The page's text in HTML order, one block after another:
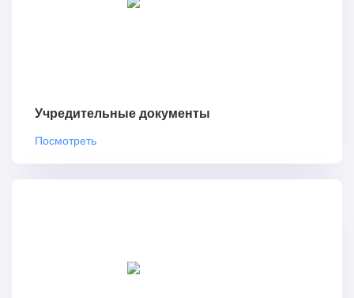
Учредительные документы
Посмотреть